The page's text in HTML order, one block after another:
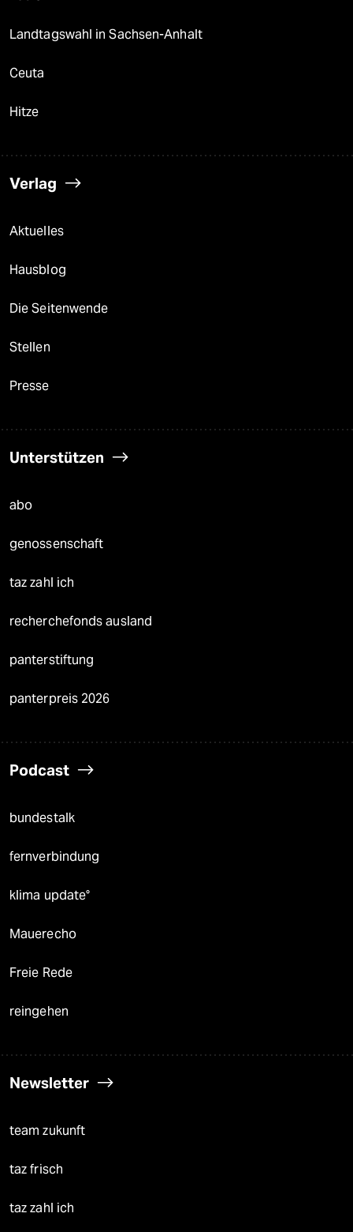
Landtagswahl in Sachsen-Anhalt
Ceuta
Hitze
Verlag
Aktuelles
Hausblog
Die Seitenwende
Stellen
Presse
Unterstützen
abo
genossenschaft
taz zahl ich
recherchefonds ausland
panterstiftung
panterpreis 2026
Podcast
bundestalk
fernverbindung
klima update°
Mauerecho
Freie Rede
reingehen
Newsletter
team zukunft
taz frisch
taz zahl ich